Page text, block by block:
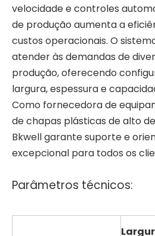
velocidade e controles
de produção aumenta a
custos operacionais. O
atender às demandas de
produção, oferecendo
largura, espessura e
Como fornecedora de
de chapas plásticas de alto
Bkwell garante suporte e
excepcional para todos os
Parâmetros técnicos: